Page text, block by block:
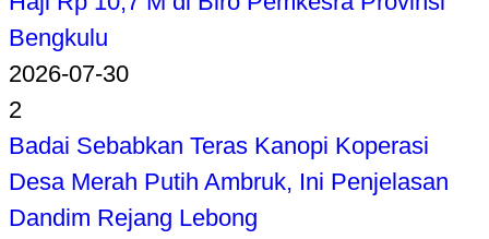
Bengkulu
2026-07-30
2
Badai Sebabkan Teras Kanopi Koperasi
Desa Merah Putih Ambruk, Ini Penjelasan
Dandim Rejang Lebong